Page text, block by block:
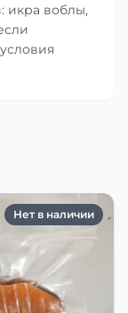
икра воблы,
Нет в наличии